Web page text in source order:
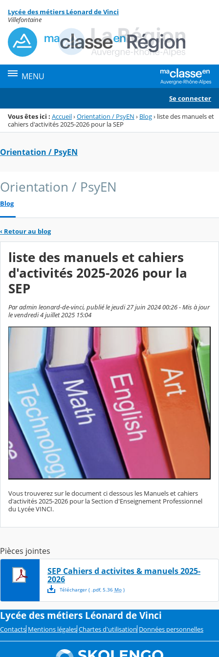
Menu de la rubrique
Contenu
Lycée des métiers Léonard de Vinci
Villefontaine
MENU
Se connecter
Vous êtes ici : Accueil›Orientation / PsyEN › Blog› liste des manuels et
cahiers d'activités 2025-2026 pour la SEP
Orientation / PsyEN
Orientation / PsyEN
Blog
‹ Retour au blog
liste des manuels et cahiers
d'activités 2025-2026 pour la
SEP
Par admin leonard-de-vinci, publié le jeudi 27 juin 2024 00:26 - Mis à jour
le vendredi 4 juillet 2025 15:04
Vous trouverez sur le document ci dessous les Manuels et cahiers
d'activités 2025-2026 pour la Section d'Enseignement Professionnel
du Lycée VINCI.
Pièces jointes
SEP Cahiers d activites & manuels 2025-
2026
Télécharger( .pdf, 5.36 Mo)
Lycée des métiers Léonard de Vinci
Contacts Mentions légales Chartes d'utilisation Données personnelles